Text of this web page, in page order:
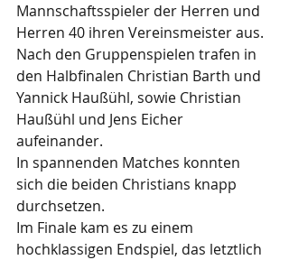
Mannschaftsspieler der Herren und
Herren 40 ihren Vereinsmeister aus.
Nach den Gruppenspielen trafen in
den Halbfinalen Christian Barth und
Yannick Haußühl, sowie Christian
Haußühl und Jens Eicher
aufeinander.
In spannenden Matches konnten
sich die beiden Christians knapp
durchsetzen.
Im Finale kam es zu einem
hochklassigen Endspiel, das letztlich